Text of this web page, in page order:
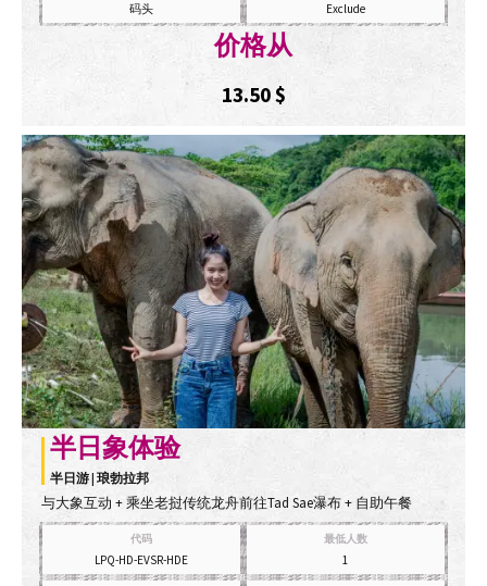
码头 Exclude
价格从
13.50$
半日象体验
半日游 | 琅勃拉邦
与大象互动 + 乘坐老挝传统龙舟前往Tad Sae瀑布 + 自助午餐
代码
LPQ-HD-EVSR-HDE
最低人数
1